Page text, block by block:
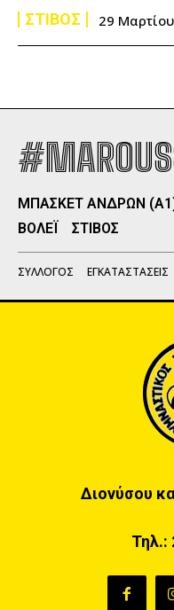
ΣΤΙΒΟΣ 29
ΜΠΑΣΚΕΤ ΑΝΔΡΩΝ
ΒΟΛΕΪ
ΣΤΙΒΟΣ
ΣΥΛΛΟΓΟΣ ΕΓΚΑΤΑΣΤΑΣΕΙΣ
Διονύσου
Τηλ.: